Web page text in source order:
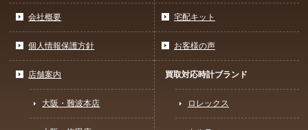
会社概要
個人情報保護方針
宅配キット
お客様の声
店舗案内
大阪・難波本店
買取対応時計ブランド
ロレックス